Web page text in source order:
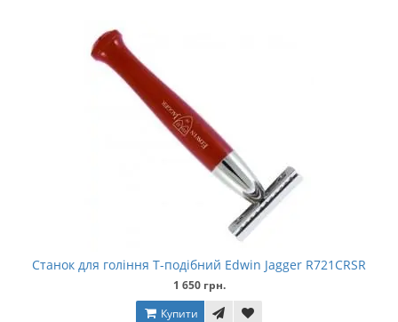
Станок для гоління Т-подібний Edwin Jagger R721CRSR
1 650 грн.
Купити